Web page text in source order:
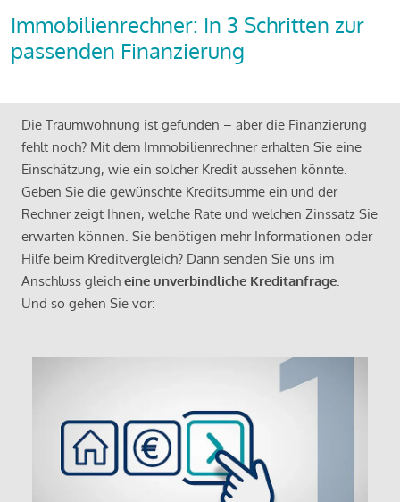
Immobilienrechner: In 3 Schritten zur
passenden Finanzierung
Die Traumwohnung ist gefunden – aber die Finanzierung
fehlt noch? Mit dem Immobilienrechner erhalten Sie eine
Einschätzung, wie ein solcher Kredit aussehen könnte.
Geben Sie die gewünschte Kreditsumme ein und der
Rechner zeigt Ihnen, welche Rate und welchen Zinssatz Sie
erwarten können. Sie benötigen mehr Informationen oder
Hilfe beim Kreditvergleich? Dann senden Sie uns im
Anschluss gleich eine unverbindliche Kreditanfrage.
Und so gehen Sie vor: